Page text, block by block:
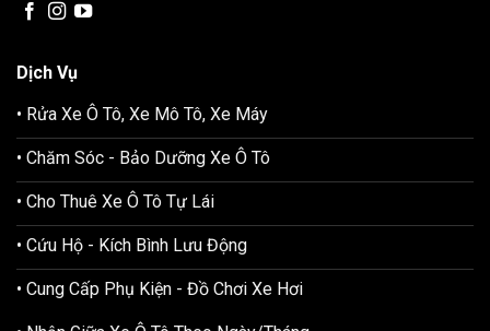
Dịch Vụ
• Rửa Xe Ô Tô, Xe Mô Tô, Xe Máy
• Chăm Sóc - Bảo Dưỡng Xe Ô Tô
• Cho Thuê Xe Ô Tô Tự Lái
• Cứu Hộ - Kích Bình Lưu Động
• Cung Cấp Phụ Kiện - Đồ Chơi Xe Hơi